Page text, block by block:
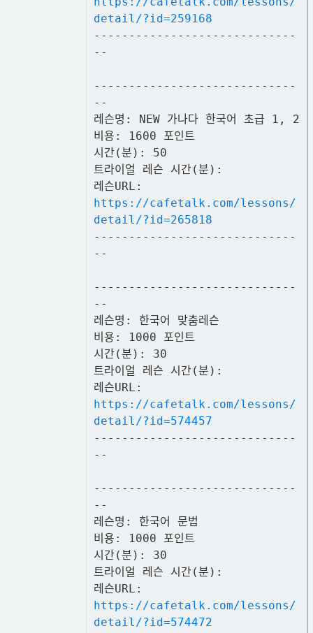
detail/?id=259168
-----------------------------
--
-----------------------------
--
레슨명: NEW 가나다 한국어 초급 1, 2
비용: 1600 포인트
시간(분): 50
트라이얼 레슨 시간(분):
레슨URL:
https://cafetalk.com/lessons/
detail/?id=265818
-----------------------------
--
-----------------------------
--
레슨명: 한국어 맞춤레슨
비용: 1000 포인트
시간(분): 30
트라이얼 레슨 시간(분):
레슨URL:
https://cafetalk.com/lessons/
detail/?id=574457
-----------------------------
--
-----------------------------
--
레슨명: 한국어 문법
비용: 1000 포인트
시간(분): 30
트라이얼 레슨 시간(분):
레슨URL:
https://cafetalk.com/lessons/
detail/?id=574472